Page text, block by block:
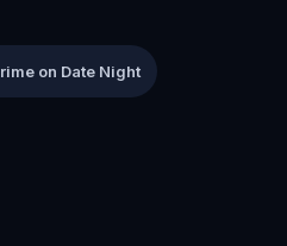
on Date Night